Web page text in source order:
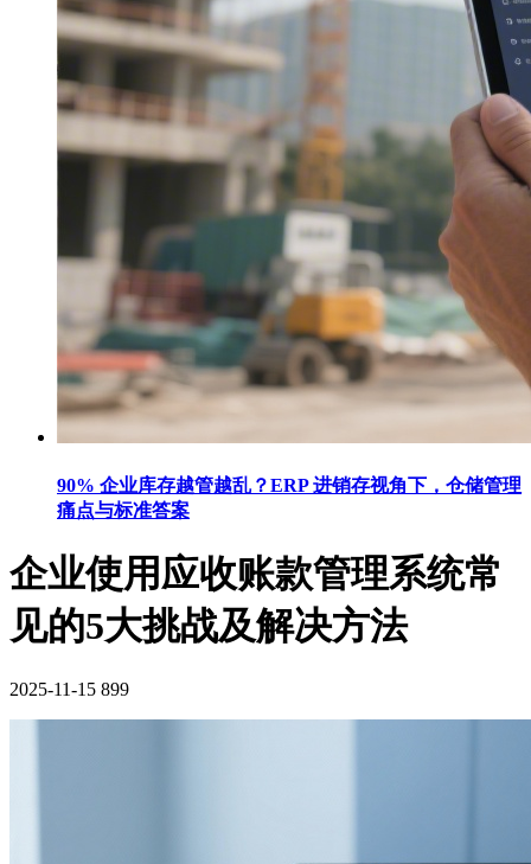
90% 企业库存越管越乱？ERP 进销存视角下，仓储管理
痛点与标准答案
企业使用应收账款管理系统常
见的5大挑战及解决方法
2025-11-15 899